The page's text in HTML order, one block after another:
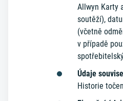
Allwyn Karty
soutěží),
(včetně
v případě
Údaje
Historie